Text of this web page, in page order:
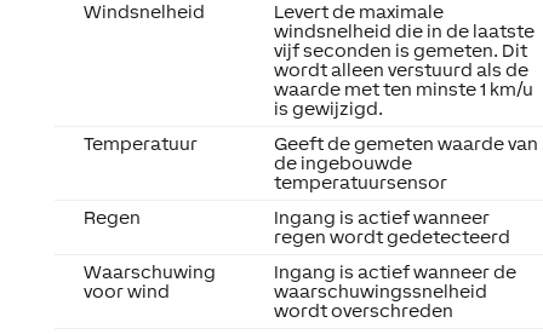
Windsnelheid
Levert de maximale
windsnelheid die in de laatste
vijf seconden is gemeten. Dit
wordt alleen verstuurd als de
waarde met ten minste 1 km/u
is gewijzigd.
Temperatuur
Geeft de gemeten waarde van
de ingebouwde
temperatuursensor
Regen
Ingang is actief wanneer
regen wordt gedetecteerd
Waarschuwing
voor wind
Ingang is actief wanneer de
waarschuwingssnelheid
wordt overschreden